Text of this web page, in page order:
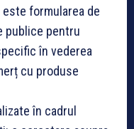
formularea de
publice pentru
în vederea
cu produse
în cadrul